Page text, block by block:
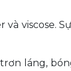
viscose.
láng,